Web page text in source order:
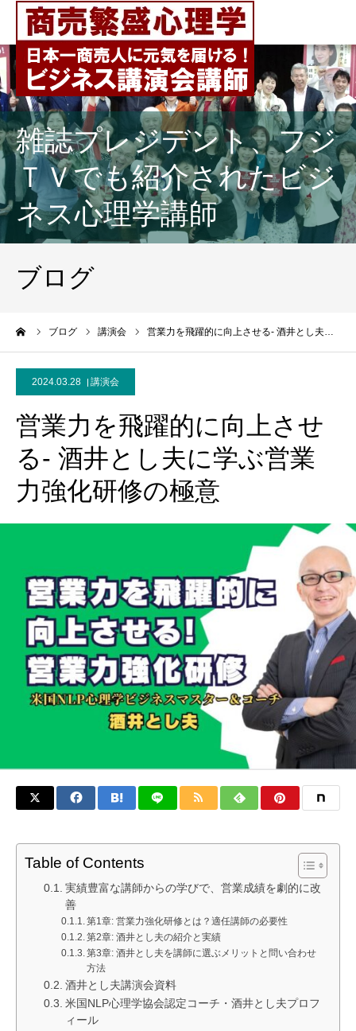
雑誌プレジデント、フジ
ＴＶでも紹介されたビジ
ネス心理学講師
ブログ
ブログ 講演会 営業力を飛躍的に向上させる- 酒井とし夫…
2024.03.28 講演会
営業力を飛躍的に向上させ
る- 酒井とし夫に学ぶ営業
力強化研修の極意
Table of Contents
実績豊富な講師からの学びで、営業成績を劇的に改
善
第1章: 営業力強化研修とは？適任講師の必要性
第2章: 酒井とし夫の紹介と実績
第3章: 酒井とし夫を講師に選ぶメリットと問い合わせ
方法
酒井とし夫講演会資料
米国NLP心理学協会認定コーチ・酒井とし夫プロフ
ィール